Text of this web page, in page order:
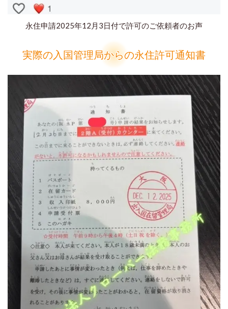
永住申請2025年12月3日付で許可のご依頼者のお声
実際の入国管理局からの永住許可通知書